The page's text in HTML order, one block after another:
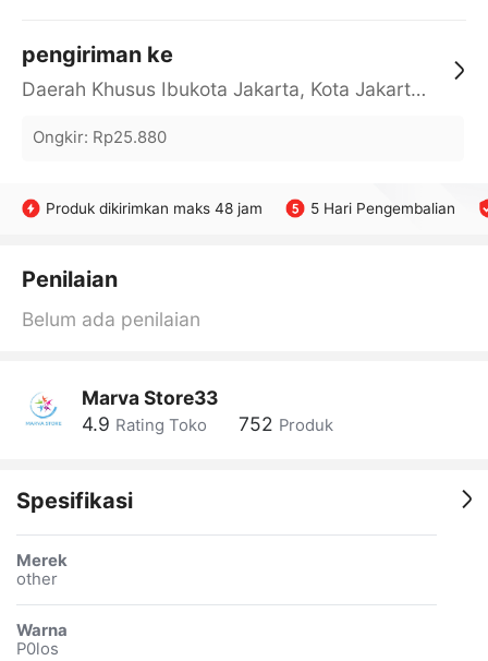
pengiriman ke
Daerah Khusus Ibukota Jakarta, Kota Jakarta Barat, Cengkareng, yy
Ongkir: Rp25.880
Produk dikirimkan maks 48 jam 5 Hari Pengembalian
Penilaian
Belum ada penilaian
Marva Store33
4.9 Rating Toko 752 Produk
Spesifikasi
Merek
other
Warna
P0los